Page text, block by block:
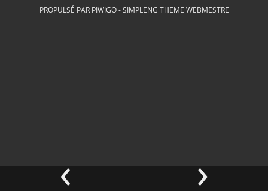
‹ ›
PROPULSÉ PAR PIWIGO-SIMPLENG THEME WEBMESTRE